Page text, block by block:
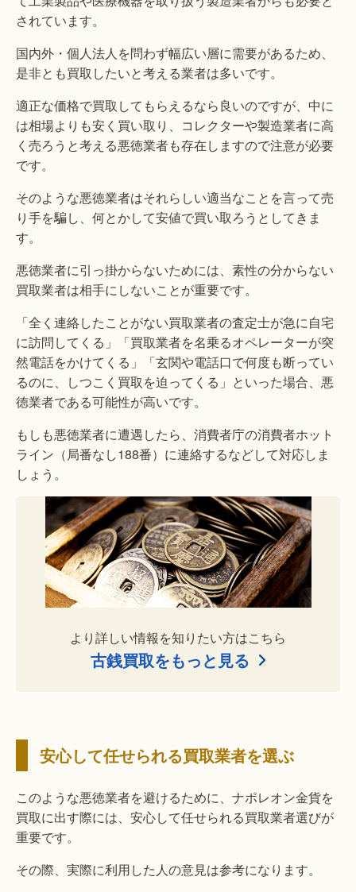
されています。
国内外・個人法人を問わず幅広い層に需要があるため、
是非とも買取したいと考える業者は多いです。
適正な価格で買取してもらえるなら良いのですが、中に
は相場よりも安く買い取り、コレクターや製造業者に高
く売ろうと考える悪徳業者も存在しますので注意が必要
です。
そのような悪徳業者はそれらしい適当なことを言って売
り手を騙し、何とかして安値で買い取ろうとしてきま
す。
悪徳業者に引っ掛からないためには、素性の分からない
買取業者は相手にしないことが重要です。
「全く連絡したことがない買取業者の査定士が急に自宅
に訪問してくる」「買取業者を名乗るオペレーターが突
然電話をかけてくる」「玄関や電話口で何度も断ってい
るのに、しつこく買取を迫ってくる」といった場合、悪
徳業者である可能性が高いです。
もしも悪徳業者に遭遇したら、消費者庁の消費者ホット
ライン（局番なし188番）に連絡するなどして対応しま
しょう。
より詳しい情報を知りたい方はこちら
古銭買取をもっと見る
安心して任せられる買取業者を選ぶ
このような悪徳業者を避けるために、ナポレオン金貨を
買取に出す際には、安心して任せられる買取業者選びが
重要です。
その際、実際に利用した人の意見は参考になります。